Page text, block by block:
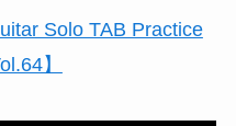
Solo TAB Practice
】